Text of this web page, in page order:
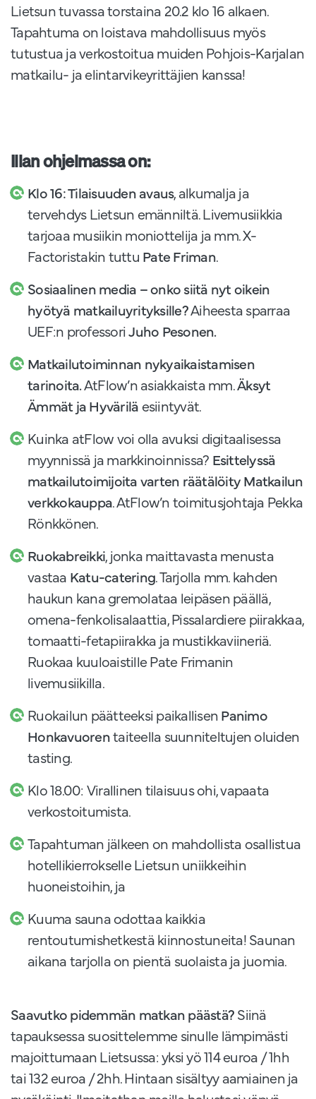
Lietsun tuvassa torstaina 20.2 klo 16 alkaen.
Tapahtuma on loistava mahdollisuus myös
tutustua ja verkostoitua muiden Pohjois-Karjalan
matkailu- ja elintarvikeyrittäjien kanssa!
Illan ohjelmassa on:
Klo 16: Tilaisuuden avaus, alkumalja ja
tervehdys Lietsun emänniltä. Livemusiikkia
tarjoaa musiikin moniottelija ja mm. X-
Factoristakin tuttu Pate Friman.
Sosiaalinen media – onko siitä nyt oikein
hyötyä matkailuyrityksille?Aiheesta sparraa
UEF:n professoriJuho Pesonen.
Matkailutoiminnan nykyaikaistamisen
tarinoita.AtFlow’n asiakkaista mm.Äksyt
Ämmät ja Hyvärilä esiintyvät.
Kuinka atFlow voi olla avuksi digitaalisessa
myynnissä ja markkinoinnissa? Esittelyssä
matkailutoimijoita varten räätälöity Matkailun
verkkokauppa. AtFlow’n toimitusjohtaja Pekka
Rönkkönen.
Ruokabreikki, jonka maittavasta menusta
vastaa Katu-catering. Tarjolla mm. kahden
haukun kana gremolataa leipäsen päällä,
omena-fenkolisalaattia, Pissalardiere piirakkaa,
tomaatti-fetapiirakka ja mustikkaviineriä.
Ruokaa kuuloaistille Pate Frimanin
livemusiikilla.
Ruokailun päätteeksi paikallisenPanimo
Honkavuorentaiteella suunniteltujen oluiden
tasting.
Klo 18.00: Virallinen tilaisuus ohi, vapaata
verkostoitumista.
Tapahtuman jälkeen on mahdollista osallistua
hotellikierrokselle Lietsun uniikkeihin
huoneistoihin, ja
Kuuma sauna odottaa kaikkia
rentoutumishetkestä kiinnostuneita! Saunan
aikana tarjolla on pientä suolaista ja juomia.
Saavutko pidemmän matkan päästä?Siinä
tapauksessa suosittelemme sinulle lämpimästi
majoittumaan Lietsussa: yksi yö 114 euroa / 1hh
tai 132 euroa / 2hh. Hintaan sisältyy aamiainen ja